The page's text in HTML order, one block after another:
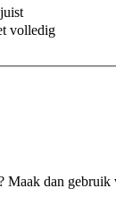
volledig
Maak dan